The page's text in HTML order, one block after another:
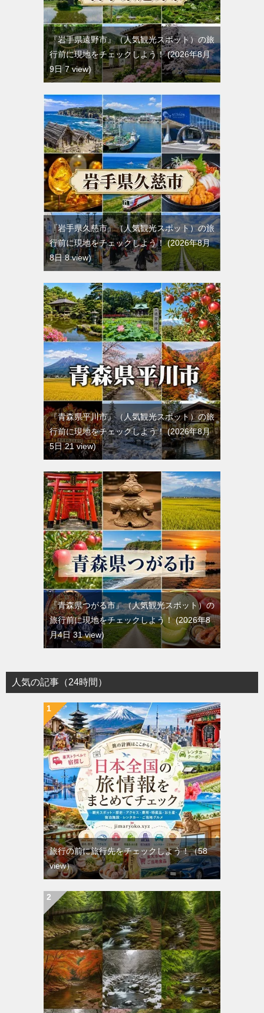
『岩手県遠野市』（人気観光スポット）の旅
行前に現地をチェックしよう！ 2026年8月
9日 7 view
『岩手県久慈市』（人気観光スポット）の旅
行前に現地をチェックしよう！ 2026年8月
8日 8 view
『青森県平川市』（人気観光スポット）の旅
行前に現地をチェックしよう！ 2026年8月
5日 21 view
『青森県つがる市』（人気観光スポット）の
旅行前に現地をチェックしよう！ 2026年8
月4日 31 view
人気の記事（24時間）
旅行の前に旅行先をチェックしよう！（58
view）